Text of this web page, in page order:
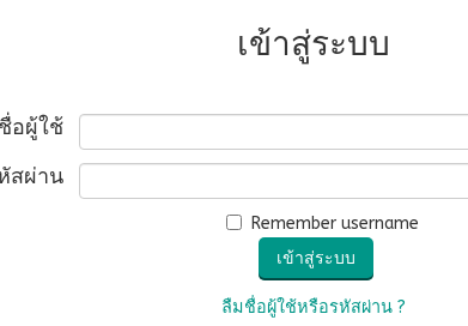
เข้าสู่ระบบ
ชื่อผู้ใช้
สผ่าน
Remember username
ลืมชื่อผู้ใช้หรือรหัสผ่าน ?